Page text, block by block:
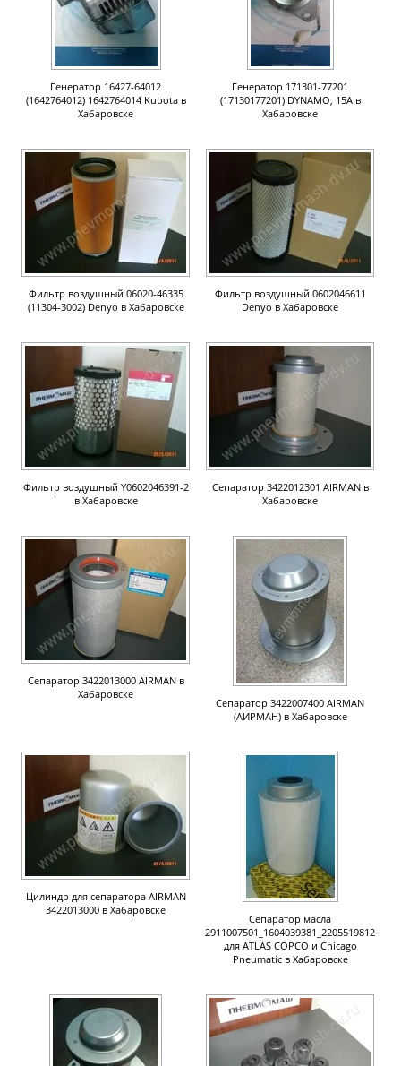
Генератор 16427-64012
(1642764012) 1642764014 Kubota в
Хабаровске
Генератор 171301-77201
(17130177201) DYNAMO, 15A в
Хабаровске
Фильтр воздушный 06020-46335
(11304-3002) Denyo в Хабаровске
Фильтр воздушный 0602046611
Denyo в Хабаровске
Фильтр воздушный Y0602046391-2
в Хабаровске
Сепаратор 3422012301 AIRMAN в
Хабаровске
Сепаратор 3422013000 AIRMAN в
Хабаровске
Сепаратор 3422007400 AIRMAN
(АИРМАН) в Хабаровске
Цилиндр для сепаратора AIRMAN
3422013000 в Хабаровске
Сепаратор масла
2911007501_1604039381_2205519812
для ATLAS COPCO и Chicago
Pneumatic в Хабаровске